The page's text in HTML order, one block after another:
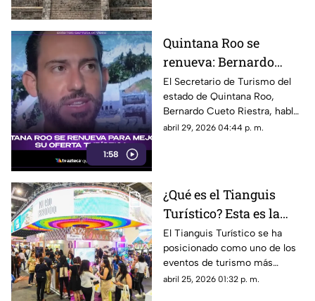
1:58
Quintana Roo se
renueva: Bernardo
Cueto habla sobre
proyectos en el estado
para 2026
El Secretario de Turismo del
estado de Quintana Roo,
Bernardo Cueto Riestra, habló
sobre los proyectos en el
abril 29, 2026 04:44 p. m.
¿Qué es el Tianguis
Turístico? Esta es la
finalidad del evento de
turismo más grande de
México
El Tianguis Turístico se ha
posicionado como uno de los
eventos de turismo más
grandes de México y aquí te
abril 25, 2026 01:32 p. m.